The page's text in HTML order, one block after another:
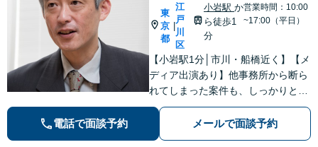
東
京
都
江
戸
川
区
小岩駅か
ら徒歩1
分
営業時間：10:00
~17:00（平日）
【小岩駅1分│市川・船橋近く】【メ
ディア出演あり】他事務所から断ら
れてしまった案件も、しっかりと面
談し、法的アドバイスをいたします
【解決実績約1000件】豊富な離婚調
停・裁判実績あり【不動産業界出
電話で面談予約 メールで面談予約